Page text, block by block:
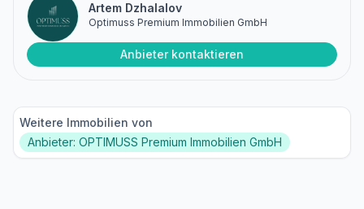
Artem Dzhalalov
Optimuss Premium Immobilien GmbH
Anbieter kontaktieren
Weitere Immobilien von
Anbieter: OPTIMUSS Premium Immobilien GmbH